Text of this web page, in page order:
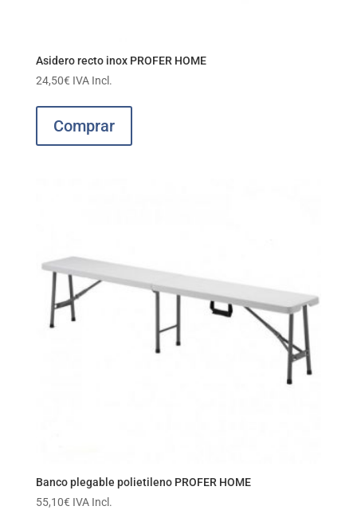
Asidero recto inox PROFER HOME
24,50€ IVA Incl.
Comprar
Banco plegable polietileno PROFER HOME
55,10€ IVA Incl.